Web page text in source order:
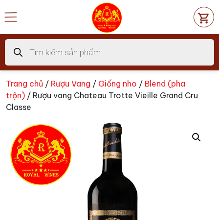
đến
dung
Tìm
kiếm
sản
phẩm
Trang chủ / Rượu Vang / Giống nho / Blend (pha
trộn) / Rượu vang Chateau Trotte Vieille Grand Cru
Classe